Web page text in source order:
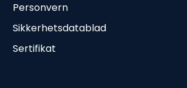
Personvern
Sikkerhetsdatablad
Sertifikat